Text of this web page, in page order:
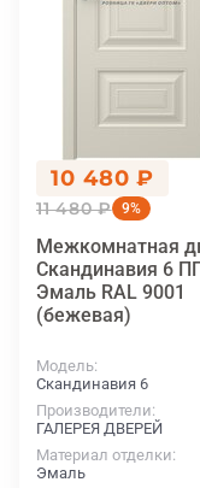
10 480 ₽
11 480 ₽ 9%
Межкомнатная
Скандинавия 6
Эмаль RAL 9001
(бежевая)
Модель
Скандинавия 6
Производители
ГАЛЕРЕЯ ДВЕРЕЙ
Материал отделки
Эмаль